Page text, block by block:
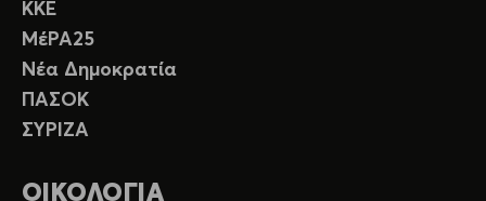
ΚΚΕ
ΜέΡΑ25
Νέα Δημοκρατία
ΠΑΣΟΚ
ΣΥΡΙΖΑ
ΟΙΚΟΛΟΓΙΑ